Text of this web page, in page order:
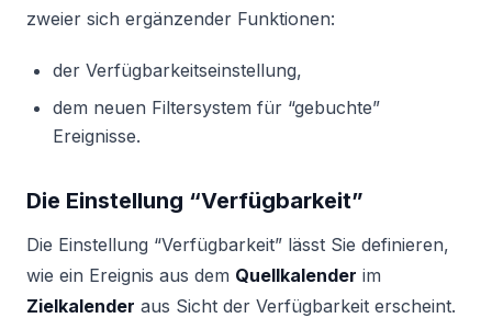
zweier sich ergänzender Funktionen:
der Verfügbarkeitseinstellung,
dem neuen Filtersystem für “gebuchte”
Ereignisse.
Die Einstellung “Verfügbarkeit”
Die Einstellung “Verfügbarkeit” lässt Sie definieren,
wie ein Ereignis aus dem Quellkalender im
Zielkalender aus Sicht der Verfügbarkeit erscheint.